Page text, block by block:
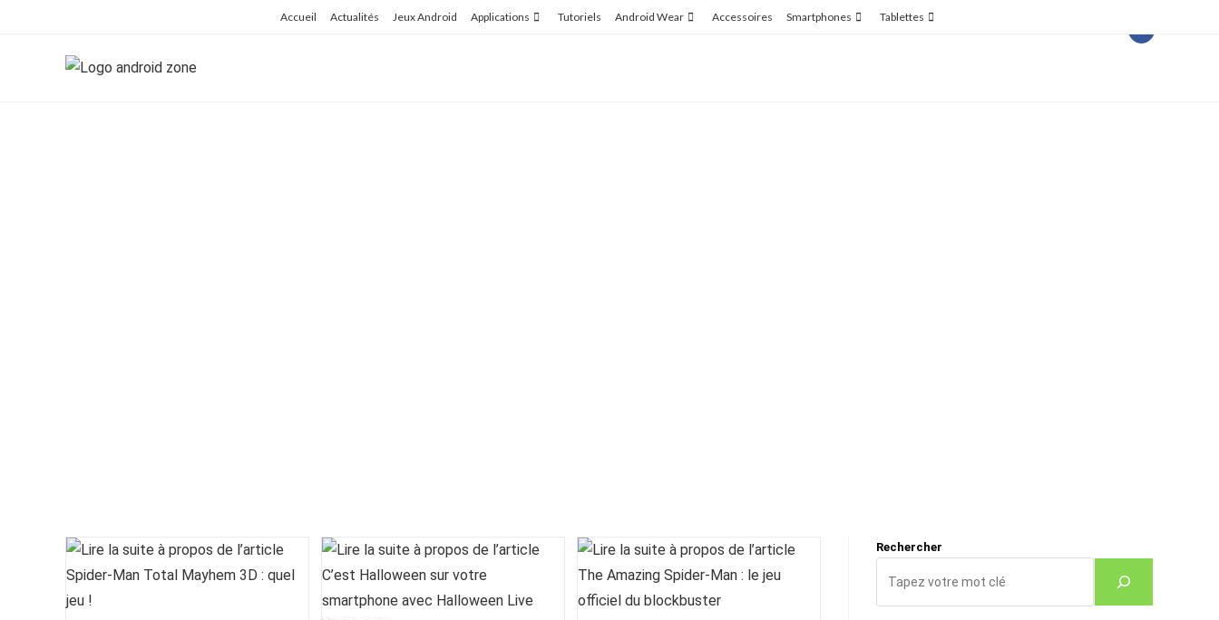
Accueil Actualités Jeux Android Applications Tutoriels Android Wear Accessoires Smartphones Tablettes
Rechercher